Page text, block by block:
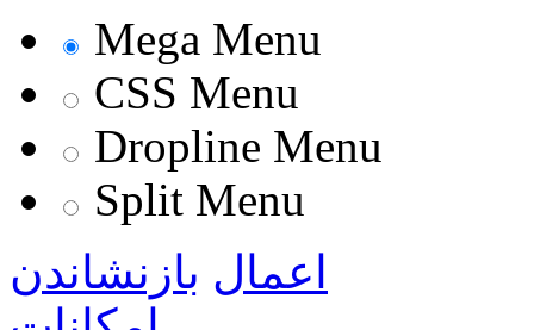
Mega Menu
CSS Menu
Dropline Menu
Split Menu
اعمال بازنشاندن